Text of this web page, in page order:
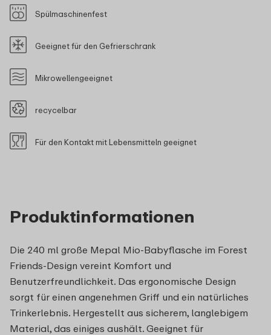
Produktinformationen
Die 240 ml große Mepal Mio-Babyflasche im Forest
Friends-Design vereint Komfort und
Benutzerfreundlichkeit. Das ergonomische Design
sorgt für einen angenehmen Griff und ein natürliches
Trinkerlebnis. Hergestellt aus sicherem, langlebigem
Material, das einiges aushält. Geeignet für
Spülmaschinenfest
Geeignet für den Gefrierschrank
Mikrowellengeeignet
recycelbar
Für den Kontakt mit Lebensmitteln geeignet